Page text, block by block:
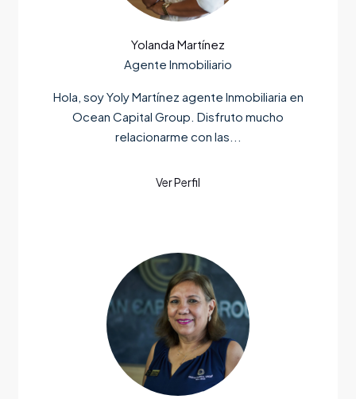
Yolanda Martínez
Agente Inmobiliario
Hola, soy Yoly Martínez agente Inmobiliaria en
Ocean Capital Group. Disfruto mucho
relacionarme con las...